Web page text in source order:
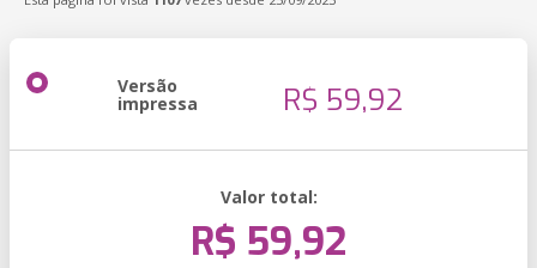
Versão
impressa R$ 59,92
Valor total:
R$ 59,92